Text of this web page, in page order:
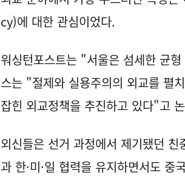
cy)에 대한 관심이었다.
워싱턴포스트는 "서울은 섬세한 균
스는 "절제와 실용주의의 외교를 펼
잡힌 외교정책을 추진하고 있다"고
외신들은 선거 과정에서 제기됐던
과 한·미·일 협력을 유지하면서도